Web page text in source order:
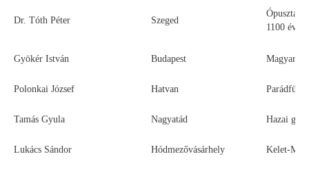
Dr. Tóth Péter Szeged
1100
Gyökér István Budapest
Polonkai József Hatvan
Tamás Gyula Nagyatád Hazai
Lukács Sándor Hódmezővásárhely Kelet-